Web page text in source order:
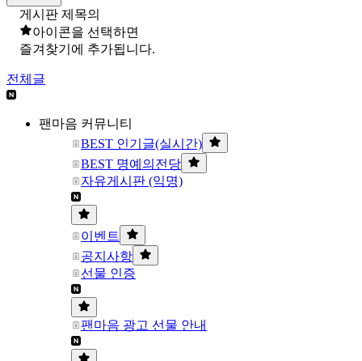
게시판 제목의
아이콘을 선택하면
즐겨찾기에 추가됩니다.
전체글
팬마음 커뮤니티
BEST 인기글(실시간)
BEST 명예의전당
자유게시판 (익명)
이벤트
공지사항
선물 인증
팬마음 광고 선물 안내